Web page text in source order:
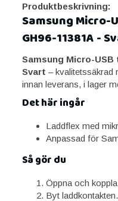
Produktbeskrivning:
Samsung Micro-
GH96-11381A -
Samsung Micro-USB
Svart – kvalitetssäkrad
innan leverans, i lager
Det här ingår
Laddflex med
Anpassad för
Så gör du
Öppna och
Byt laddkontakten.